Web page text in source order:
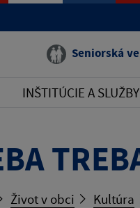
Seniorská
INŠTITÚCIE A SLUŽBY
Život v obci Kultúra